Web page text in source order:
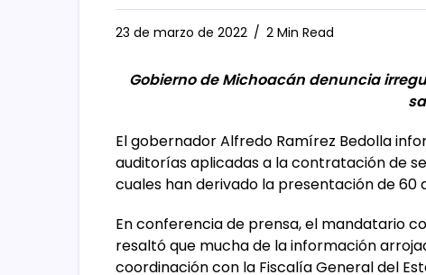
23 de marzo de 2022 2 Min Read
Gobierno de Michoacán denuncia
El gobernador Alfredo Ramírez Bedolla
auditorías aplicadas a la contratación de
cuales han derivado la presentación de 60
En conferencia de prensa, el mandatario
resaltó que mucha de la información
coordinación con la Fiscalía General del